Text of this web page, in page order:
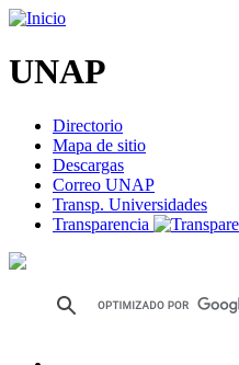
UNAP
Directorio
Mapa de sitio
Descargas
Correo UNAP
Transp. Universidades
Transparencia